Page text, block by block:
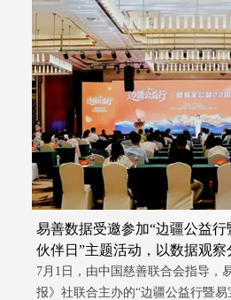
易善数据受邀参加“边疆公益
伙伴日”主题活动，以数据观
发展
7月1日，由中国慈善联合会指导，
报》社联合主办的“边疆公益行暨